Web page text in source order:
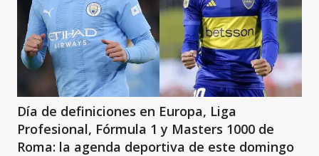
Día de definiciones en Europa, Liga
Profesional, Fórmula 1 y Masters 1000 de
Roma: la agenda deportiva de este domingo